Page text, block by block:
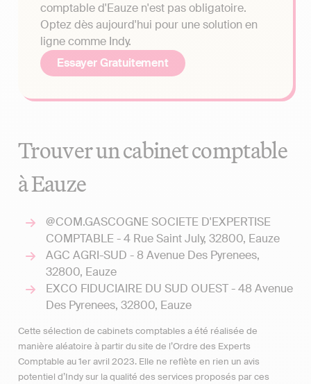
comptable d'Eauze n'est pas obligatoire.
Optez dès aujourd'hui pour une solution en
ligne comme Indy.
Essayer Gratuitement
Trouver un cabinet comptable
à Eauze
@COM.GASCOGNE SOCIETE D'EXPERTISE
COMPTABLE - 4 Rue Saint July, 32800, Eauze
AGC AGRI-SUD - 8 Avenue Des Pyrenees,
32800, Eauze
EXCO FIDUCIAIRE DU SUD OUEST - 48 Avenue
Des Pyrenees, 32800, Eauze
Cette sélection de cabinets comptables a été réalisée de
manière aléatoire à partir du site de l’Ordre des Experts
Comptable au 1er avril 2023. Elle ne reflète en rien un avis
potentiel d’Indy sur la qualité des services proposés par ces